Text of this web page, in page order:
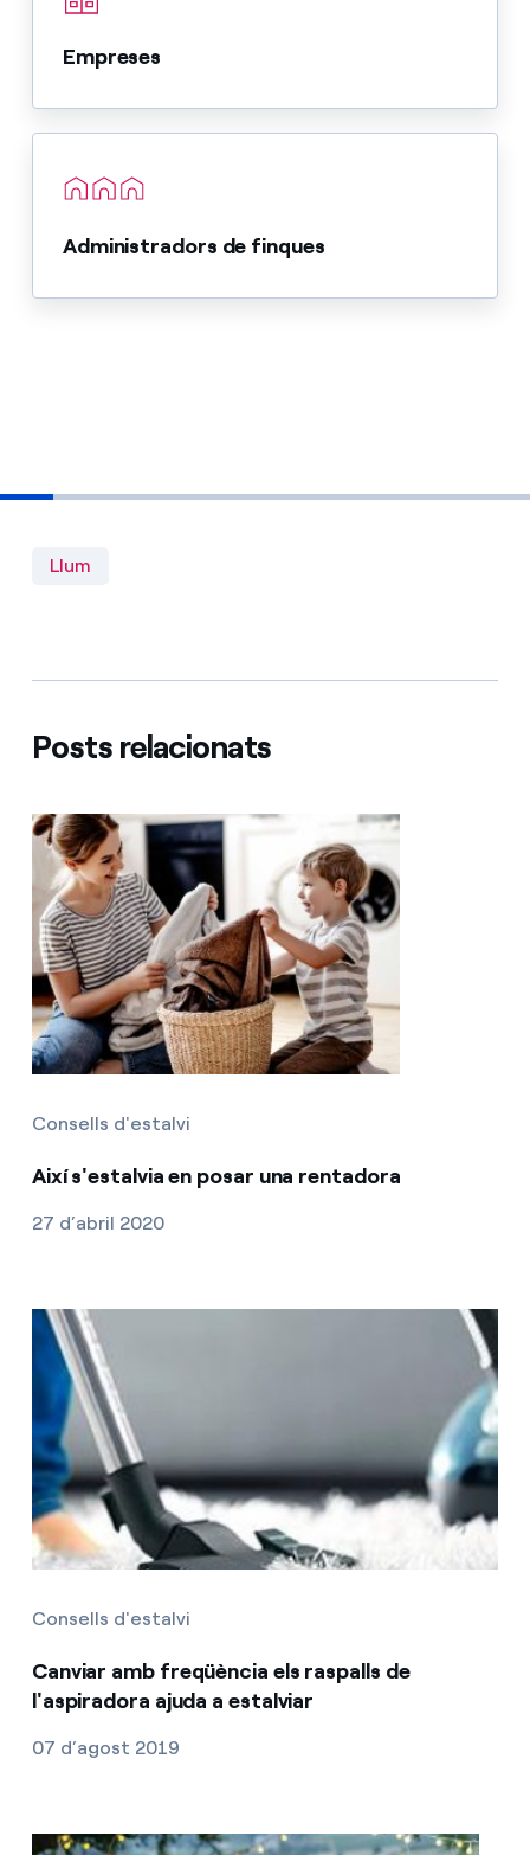
Empreses
Administradors de finques
Llum
Posts relacionats
Consells d'estalvi
Així s'estalvia en posar una rentadora
27 d’abril 2020
Consells d'estalvi
Canviar amb freqüència els raspalls de
l'aspiradora ajuda a estalviar
07 d’agost 2019